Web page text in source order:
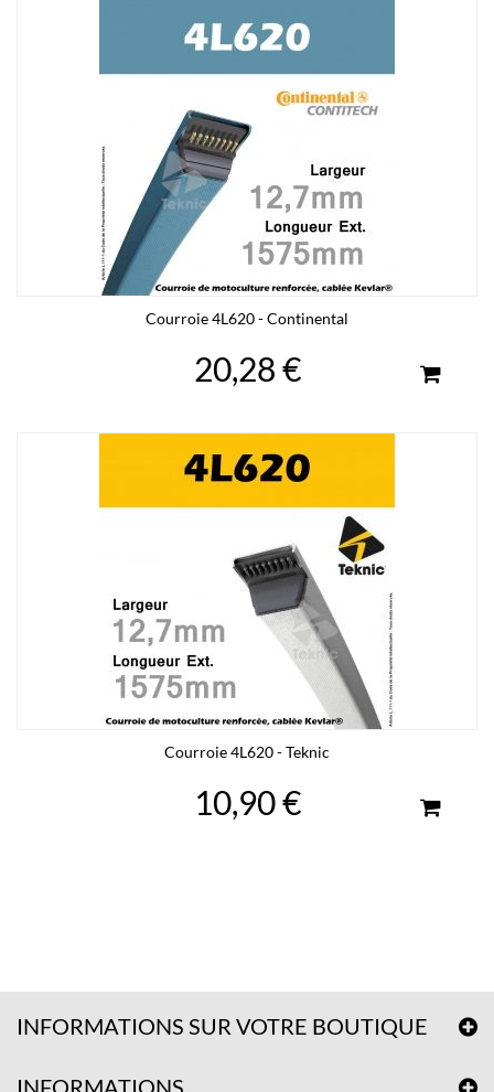
Courroie 4L620 - Continental
20,28 €
Courroie 4L620 - Teknic
10,90 €
INFORMATIONS SUR VOTRE BOUTIQUE
INFORMATIONS